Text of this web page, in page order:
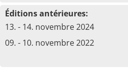
Éditions antérieures:
13. - 14. novembre 2024
09. - 10. novembre 2022